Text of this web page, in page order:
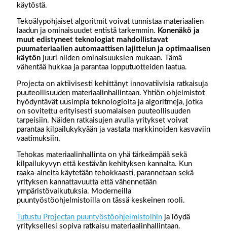
käytöstä.
Tekoälypohjaiset algoritmit voivat tunnistaa materiaalien
laadun ja ominaisuudet entistä tarkemmin. Konenäkö ja
muut edistyneet teknologiat mahdollistavat
puumateriaalien automaattisen lajittelun ja optimaalisen
käytön juuri niiden ominaisuuksien mukaan. Tämä
vähentää hukkaa ja parantaa lopputuotteiden laatua.
Projecta on aktiivisesti kehittänyt innovatiivisia ratkaisuja
puuteollisuuden materiaalinhallintaan. Yhtiön ohjelmistot
hyödyntävät uusimpia teknologioita ja algoritmeja, jotka
on sovitettu erityisesti suomalaisen puuteollisuuden
tarpeisiin. Näiden ratkaisujen avulla yritykset voivat
parantaa kilpailukykyään ja vastata markkinoiden kasvaviin
vaatimuksiin.
Tehokas materiaalinhallinta on yhä tärkeämpää sekä
kilpailukyvyn että kestävän kehityksen kannalta. Kun
raaka-aineita käytetään tehokkaasti, parannetaan sekä
yrityksen kannattavuutta että vähennetään
ympäristövaikutuksia. Moderneilla
puuntyöstöohjelmistoilla on tässä keskeinen rooli.
Tutustu Projectan puuntyöstöohjelmistoihin ja löydä
yrityksellesi sopiva ratkaisu materiaalinhallintaan.